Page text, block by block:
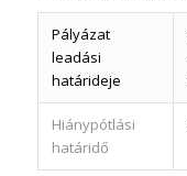
Pályázat
leadási
határideje
Hiánypótlási
határidő